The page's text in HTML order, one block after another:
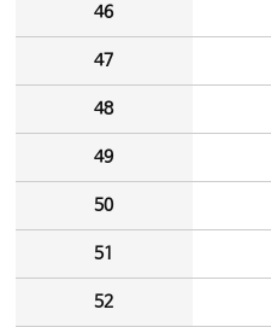
46
47
48
49
50
51
52